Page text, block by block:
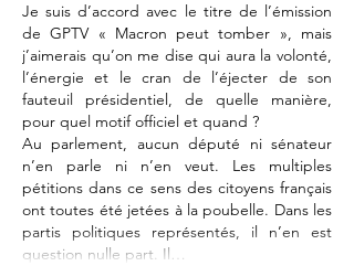
Je suis d’accord avec le titre de l’émission
de GPTV « Macron peut tomber », mais
j’aimerais qu’on me dise qui aura la volonté,
l’énergie et le cran de l’éjecter de son
fauteuil présidentiel, de quelle manière,
pour quel motif officiel et quand ?
Au parlement, aucun député ni sénateur
n’en parle ni n’en veut. Les multiples
pétitions dans ce sens des citoyens français
ont toutes été jetées à la poubelle. Dans les
partis politiques représentés, il n’en est
question nulle part. Il…